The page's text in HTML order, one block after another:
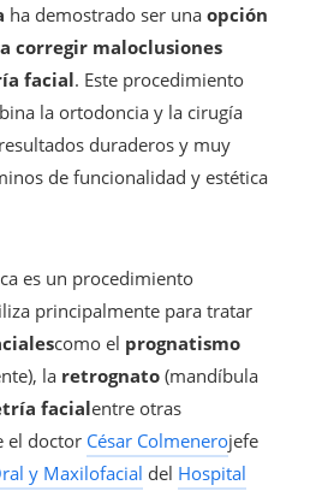
ha demostrado ser una opción
corregir maloclusiones
facial. Este procedimiento
la ortodoncia y la cirugía
duraderos y muy
de funcionalidad y estética
es un procedimiento
principalmente para tratar
como el prognatismo
la retrognato (mandíbula
facialentre otras
el doctor César Colmenerojefe
y Maxilofacial del Hospital